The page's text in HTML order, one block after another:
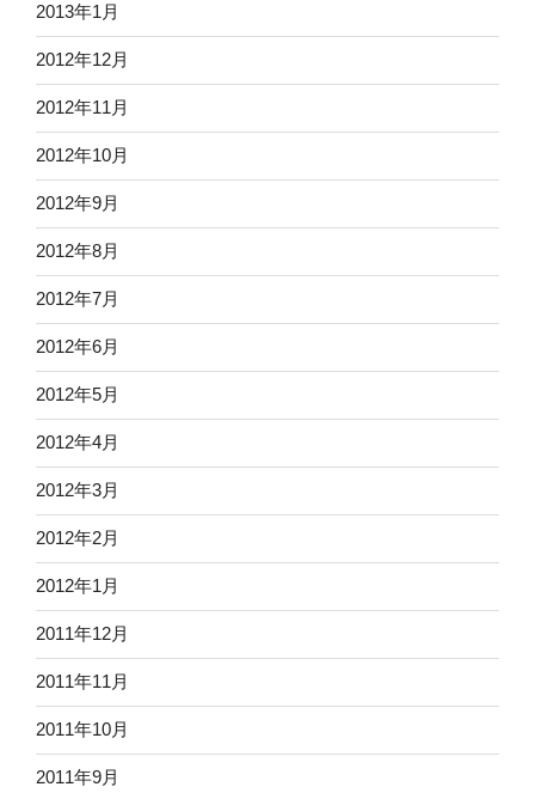
2013年1月
2012年12月
2012年11月
2012年10月
2012年9月
2012年8月
2012年7月
2012年6月
2012年5月
2012年4月
2012年3月
2012年2月
2012年1月
2011年12月
2011年11月
2011年10月
2011年9月